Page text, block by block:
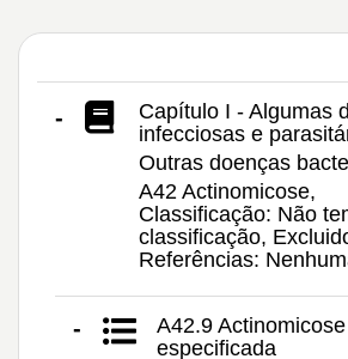
-
Capítulo I - Algumas
infecciosas e
Outras doenças
A42 Actinomicose,
Classificação: Não
classificação,
Referências:
-
A42.9
especificada